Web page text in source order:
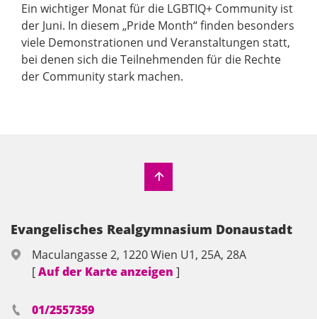
Ein wichtiger Monat für die LGBTIQ+ Community ist
der Juni. In diesem „Pride Month“ finden besonders
viele Demonstrationen und Veranstaltungen statt,
bei denen sich die Teilnehmenden für die Rechte
der Community stark machen.
Evangelisches Realgymnasium Donaustadt
Maculangasse 2, 1220 Wien U1, 25A, 28A
[Auf der Karte anzeigen ]
01/2557359